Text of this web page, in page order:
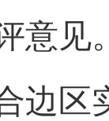
意
边区